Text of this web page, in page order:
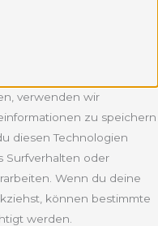
verwenden wir
zu speichern
diesen Technologien
Surfverhalten oder
Wenn du deine
können bestimmte
werden.